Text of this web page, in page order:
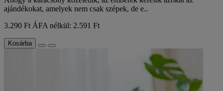
ajándékokat, amelyek nem csak szépek, de e..
3.290 Ft ÁFA nélkül: 2.591 Ft
Kosárba